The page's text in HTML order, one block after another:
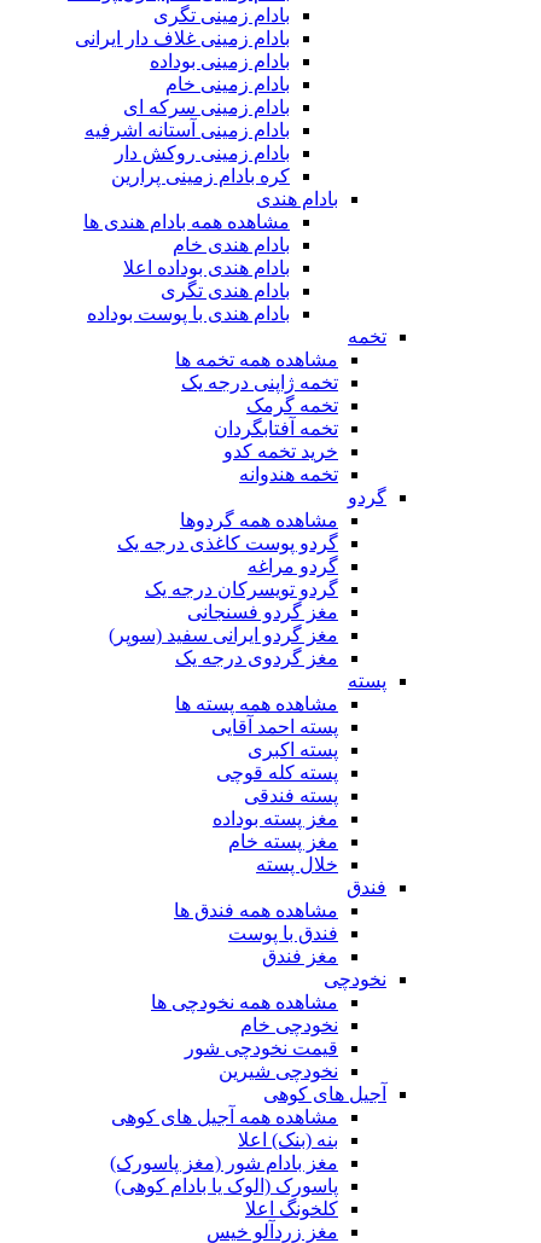
بادام زمینی تگری
بادام زمینی غلاف دار ایرانی
بادام زمینی بوداده
بادام زمینی خام
بادام زمینی سرکه ای
بادام زمینی آستانه اشرفیه
بادام زمینی روکش دار
کره بادام زمینی پرارین
بادام هندی
مشاهده همه بادام هندی ها
بادام هندی خام
بادام هندی بوداده اعلا
بادام هندی تگری
بادام هندی با پوست بوداده
تخمه
مشاهده همه تخمه ها
تخمه ژاپنی درجه یک
تخمه گرمک
تخمه آفتابگردان
خرید تخمه کدو
تخمه هندوانه
گردو
مشاهده همه گردوها
گردو پوست کاغذی درجه یک
گردو مراغه
گردو تویسرکان درجه یک
مغز گردو فسنجانی
مغز گردو ایرانی سفید (سوپر)
مغز گردوی درجه یک
پسته
مشاهده همه پسته ها
پسته احمد آقایی
پسته اکبری
پسته کله قوچی
پسته فندقی
مغز پسته بوداده
مغز پسته خام
خلال پسته
فندق
مشاهده همه فندق ها
فندق با پوست
مغز فندق
نخودچی
مشاهده همه نخودچی ها
نخودچی خام
قیمت نخودچی شور
نخودچی شیرین
آجیل های کوهی
مشاهده همه آجیل های کوهی
بنه (بنک) اعلا
مغز بادام شور (مغز پاسورک)
پاسورک (الوک یا بادام کوهی)
کلخونگ اعلا
مغز زردآلو خیس